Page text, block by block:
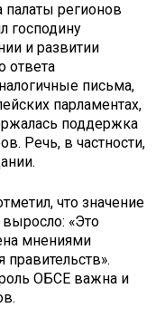
палаты регионов
господину
и развитии
ответа
письма,
парламентах,
поддержка
Речь, в частности,
что значение
«Это
мнениями
правительств».
ОБСЕ важна и